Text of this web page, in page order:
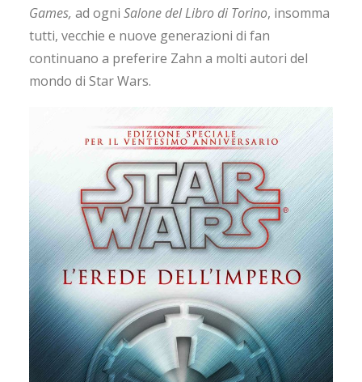
Games, ad ogni Salone del Libro di Torino, insomma
tutti, vecchie e nuove generazioni di fan
continuano a preferire Zahn a molti autori del
mondo di Star Wars.